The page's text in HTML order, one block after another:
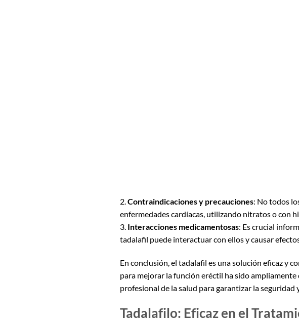
2.Contraindicaciones y precauciones: No todos
enfermedades cardíacas, utilizando nitratos o con
3. Interacciones medicamentosas: Es crucial
tadalafil puede interactuar con ellos y causar
En conclusión, el tadalafil es una solución eficaz y
para mejorar la función eréctil ha sido
profesional de la salud para garantizar la
Tadalafilo: Eficaz en el